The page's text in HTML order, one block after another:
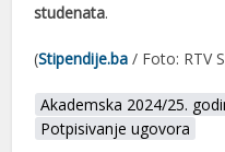
studenata.
(Stipendije.ba / Foto: RTV
Akademska 2024/25.
Potpisivanje ugovora